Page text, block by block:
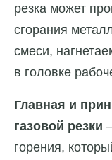
резка может
сгорания
смеси,
в головке
Главная и
газовой резки
горения,